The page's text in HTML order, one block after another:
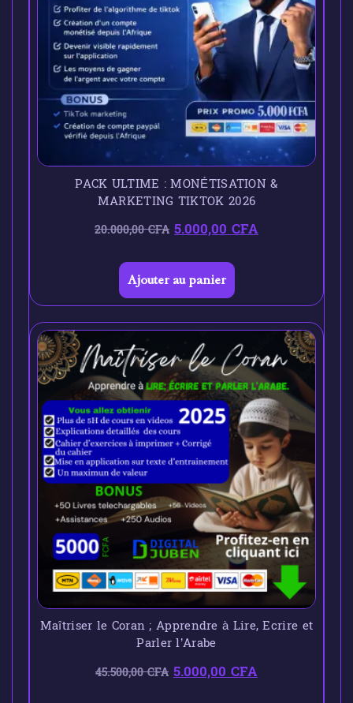
PACK ULTIME : MONÉTISATION &
MARKETING TIKTOK 2026
20.000,00CFA 5.000,00CFA
Ajouter au panier
Maîtriser le Coran ; Apprendre à Lire, Ecrire et
Parler l’Arabe
45.500,00CFA 5.000,00CFA